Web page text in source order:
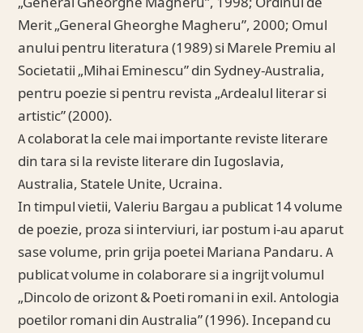
Merit „General Gheorghe Magheru”, 2000; Omul
anului pentru literatura (1989) si Marele Premiu al
Societatii „Mihai Eminescu” din Sydney-Australia,
pentru poezie si pentru revista „Ardealul literar si
artistic” (2000).
A colaborat la cele mai importante reviste literare
din tara si la reviste literare din Iugoslavia,
Australia, Statele Unite, Ucraina.
In timpul vietii, Valeriu Bargau a publicat 14 volume
de poezie, proza si interviuri, iar postum i-au aparut
sase volume, prin grija poetei Mariana Pandaru. A
publicat volume in colaborare si a ingrijt volumul
„Dincolo de orizont & Poeti romani in exil. Antologia
poetilor romani din Australia” (1996). Incepand cu